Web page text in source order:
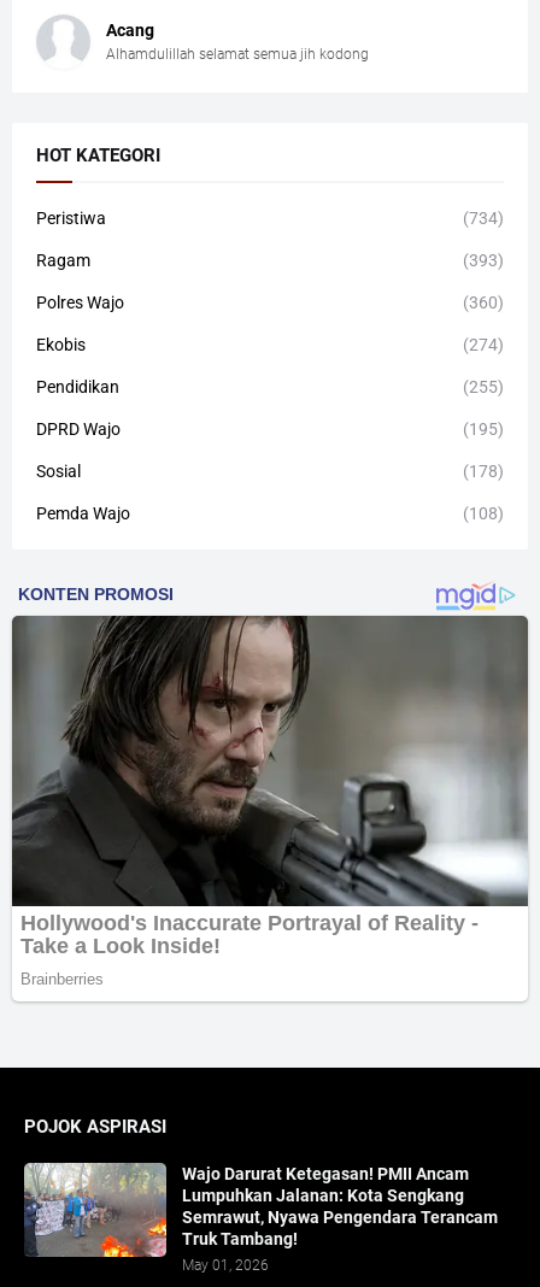
Acang
Alhamdulillah selamat semua jih kodong
HOT KATEGORI
Peristiwa (734)
Ragam (393)
Polres Wajo (360)
Ekobis (274)
Pendidikan (255)
DPRD Wajo (195)
Sosial (178)
Pemda Wajo (108)
POJOK ASPIRASI
Wajo Darurat Ketegasan! PMII Ancam
Lumpuhkan Jalanan: Kota Sengkang
Semrawut, Nyawa Pengendara Terancam
Truk Tambang!
May 01, 2026